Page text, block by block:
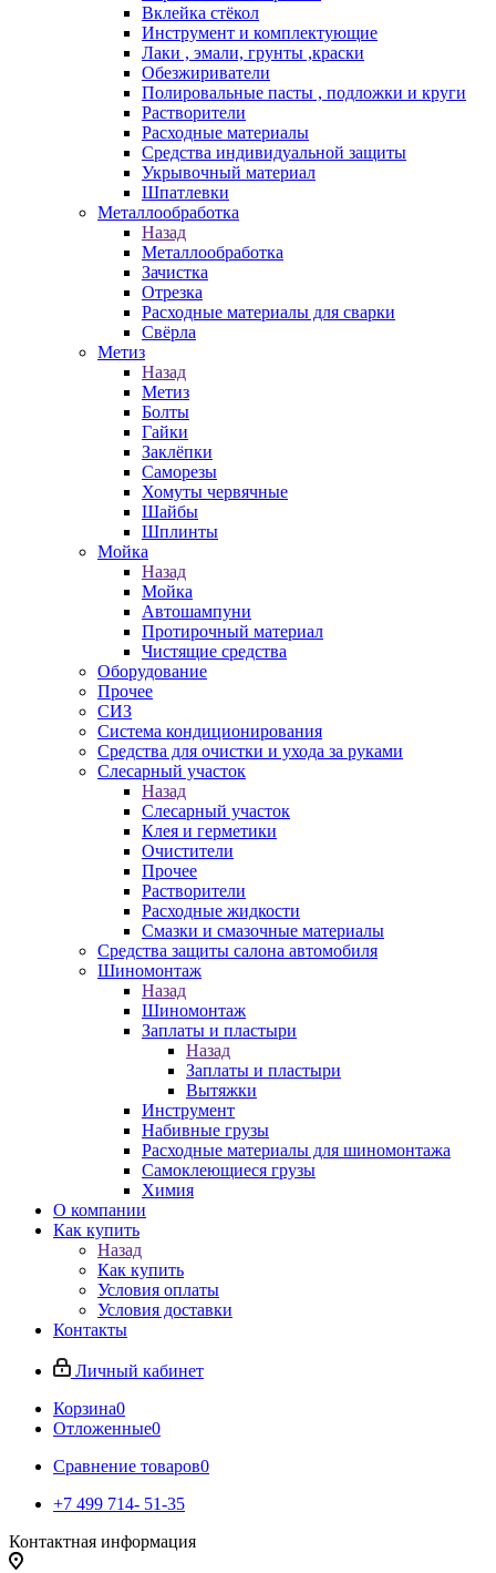
Вклейка стёкол
Инструмент и комплектующие
Лаки , эмали, грунты ,краски
Обезжириватели
Полировальные пасты , подложки и круги
Растворители
Расходные материалы
Средства индивидуальной защиты
Укрывочный материал
Шпатлевки
Металлообработка
Назад
Металлообработка
Зачистка
Отрезка
Расходные материалы для сварки
Свёрла
Метиз
Назад
Метиз
Болты
Гайки
Заклёпки
Саморезы
Хомуты червячные
Шайбы
Шплинты
Мойка
Назад
Мойка
Автошампуни
Протирочный материал
Чистящие средства
Оборудование
Прочее
СИЗ
Система кондиционирования
Средства для очистки и ухода за руками
Слесарный участок
Назад
Слесарный участок
Клея и герметики
Очистители
Прочее
Растворители
Расходные жидкости
Смазки и смазочные материалы
Средства защиты салона автомобиля
Шиномонтаж
Назад
Шиномонтаж
Заплаты и пластыри
Назад
Заплаты и пластыри
Вытяжки
Инструмент
Набивные грузы
Расходные материалы для шиномонтажа
Самоклеющиеся грузы
Химия
О компании
Как купить
Назад
Как купить
Условия оплаты
Условия доставки
Контакты
Личный кабинет
Корзина0
Отложенные0
Сравнение товаров0
+7 499 714- 51-35
Контактная информация